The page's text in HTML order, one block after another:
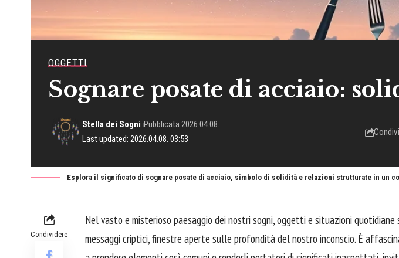
OGGETTI
Sognare posate di acciaio:
Last updated: 2026.04.08. 03:53
Stella dei Sogni Pubblicata 2026.04.08.
Esplora il significato di sognare posate di acciaio, simbolo di solidità e relazioni strutturate in un
Condividere
Nel vasto e misterioso paesaggio dei nostri sogni, oggetti e situazioni
messaggi criptici, finestre aperte sulle profondità del nostro inconscio. È